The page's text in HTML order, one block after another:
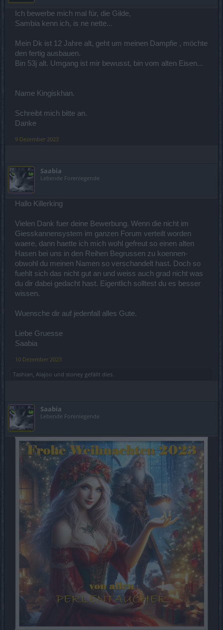
Ich bewerbe mich mal für, die Gilde,
Sambia kenn ich, is ne nette...
Mein Dk ist 12 Jahre alt, geht um meinen Dampfie , möchte
den fertig ausbauen.
Bin 53j alt. Umgang ist mir bewusst, bin vom alten Eisen...
Name Kingiskhan.
Schreibt mich bitte an.
Danke
9 Dezember 2023
Saabia
Lebende Forenlegende
Hallo Killerking
Vielen Dank fuer deine Bewerbung. Wenn die nicht im
Giesskannensystem im ganzen Forum verteilt worden
waere, dann haette ich mich wohl gefreut so einen alten
Hasen bei uns in den Reihen Begrussen zu koennen-
obwohl du meinen Namen so verschandelt hast. Doch so
fuehlt sich das nicht gut an und weiss auch grad nicht was
du dir dabei gedacht hast. Eigentlich solltest du es besser
wissen.
Wuensche dir auf jedenfall alles Gute.
Liebe Gruesse
Saabia
10 Dezember 2023
Tashian Alajoo und stoney gefällt dies.
Saabia
Lebende Forenlegende